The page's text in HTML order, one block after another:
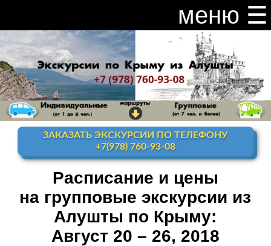
меню ☰
закрыть меню ×
Расписание и цены на экскурсии 2026
Индивидуальные экскурсии по Крыму
Видео канал Youtube
Ай-Петри
Алупка + Ай-Петри
Алупка Воронцовскийдворец
ЗАКАЗАТЬ ЭКСКУРСИИ ПО ТЕЛЕФОНУ
+7(978) 760-93-08
Расписание и цены
на групповые экскурсии из
Алушты по Крыму:
Август 20 – 26, 2018